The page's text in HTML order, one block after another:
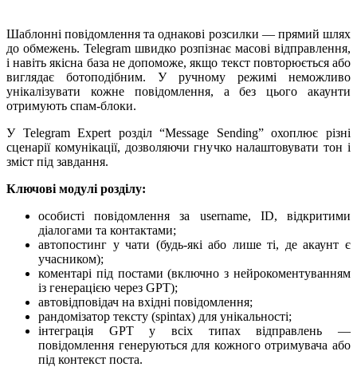
Шаблонні повідомлення та однакові розсилки — прямий шлях
до обмежень. Telegram швидко розпізнає масові відправлення,
і навіть якісна база не допоможе, якщо текст повторюється або
виглядає ботоподібним. У ручному режимі неможливо
унікалізувати кожне повідомлення, а без цього акаунти
отримують спам-блоки.
У Telegram Expert розділ “Message Sending” охоплює різні
сценарії комунікації, дозволяючи гнучко налаштовувати тон і
зміст під завдання.
Ключові модулі розділу:
особисті повідомлення за username, ID, відкритими
діалогами та контактами;
автопостинг у чати (будь-які або лише ті, де акаунт є
учасником);
коментарі під постами (включно з нейрокоментуванням
із генерацією через GPT);
автовідповідач на вхідні повідомлення;
рандомізатор тексту (spintax) для унікальності;
інтеграція GPT у всіх типах відправлень —
повідомлення генеруються для кожного отримувача або
під контекст поста.